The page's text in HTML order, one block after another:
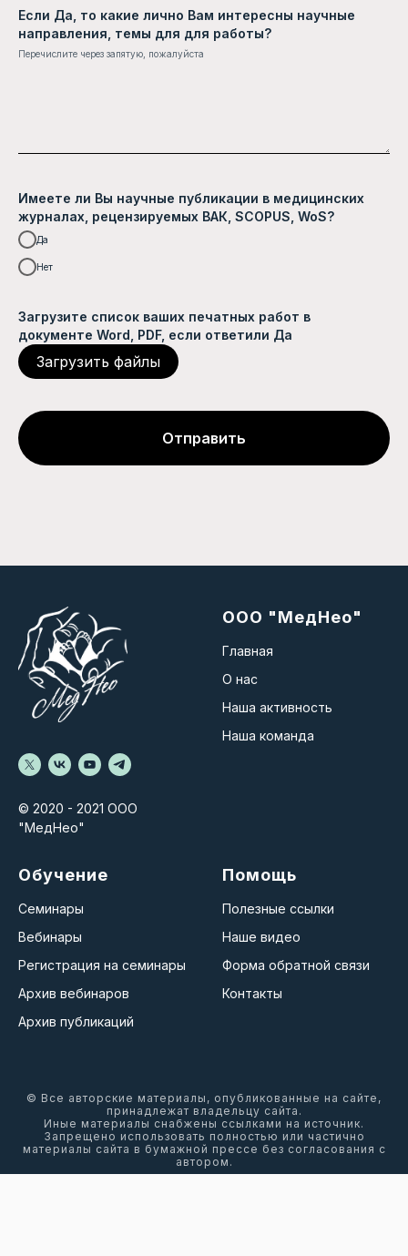
Если Да, то какие лично Вам интересны научные
направления, темы для для работы?
Перечислите через запятую, пожалуйста
Имеете ли Вы научные публикации в медицинских
журналах, рецензируемых ВАК, SCOPUS, WoS?
Да
Нет
Загрузите список ваших печатных работ в
документе Word, PDF, если ответили Да
Загрузить файлы
Отправить
© 2020 - 2021 ООО
"МедНео"
ООО "МедНео"
Главная
О нас
Наша активность
Наша команда
Обучение
Семинары
Вебинары
Регистрация на семинары
Архив вебинаров
Архив публикаций
Помощь
Полезные ссылки
Наше видео
Форма обратной связи
Контакты
© Все авторские материалы, опубликованные на сайте,
принадлежат владельцу сайта.
Иные материалы снабжены ссылками на источник.
Запрещено использовать полностью или частично
материалы сайта в бумажной прессе без согласования с
автором.